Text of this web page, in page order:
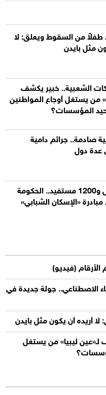
طفلاً من السقوط ويعلق: لا
مثل بايدن
الشعبية.. خبير يكشف
من يستغل أوجاع المواطنين
المؤسسات؟
صادمة.. جرائم دامية
عدة دول
6000 قرض و1200 مستفيد.. الحكومة
«الإسكان الشبابي»
(فيديو)
الاصطناعي.. جولة جديدة في
أريده أن يكون مثل بايدن
لـ«عين ليبيا» من يستغل